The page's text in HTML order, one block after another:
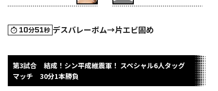
10分51秒 デスバレーボム→片エビ固め
第3試合 結成！シン平成維震軍！ スペシャル6人タッグ
マッチ 30分1本勝負